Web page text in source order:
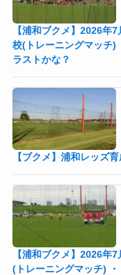
【浦和ブクメ】2026年
校(トレーニングマッチ)
ラストかな？
【ブクメ】浦和レッズ
【浦和ブクメ】2026年
(トレーニングマッチ)